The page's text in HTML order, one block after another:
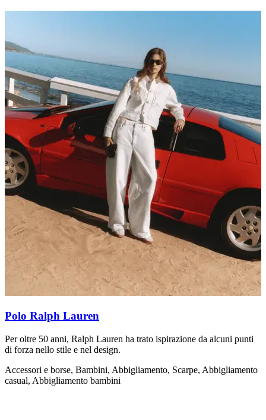
Polo Ralph Lauren
Per oltre 50 anni, Ralph Lauren ha trato ispirazione da alcuni punti
di forza nello stile e nel design.
Accessori e borse, Bambini, Abbigliamento, Scarpe, Abbigliamento
casual, Abbigliamento bambini